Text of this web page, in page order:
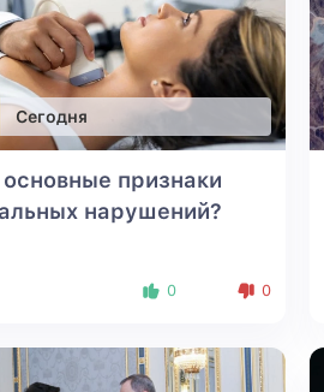
Сегодня
признаки
нарушений?
0 0